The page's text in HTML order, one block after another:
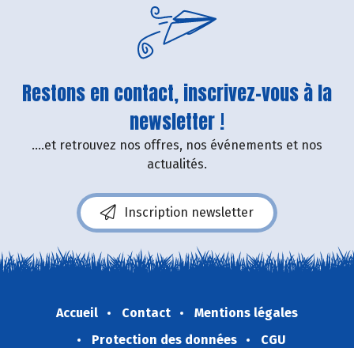
Restons en contact, inscrivez-vous à la
newsletter !
....et retrouvez nos offres, nos événements et nos
actualités.
Inscription newsletter
Accueil Contact
Mentions légales
Protection des données
CGU